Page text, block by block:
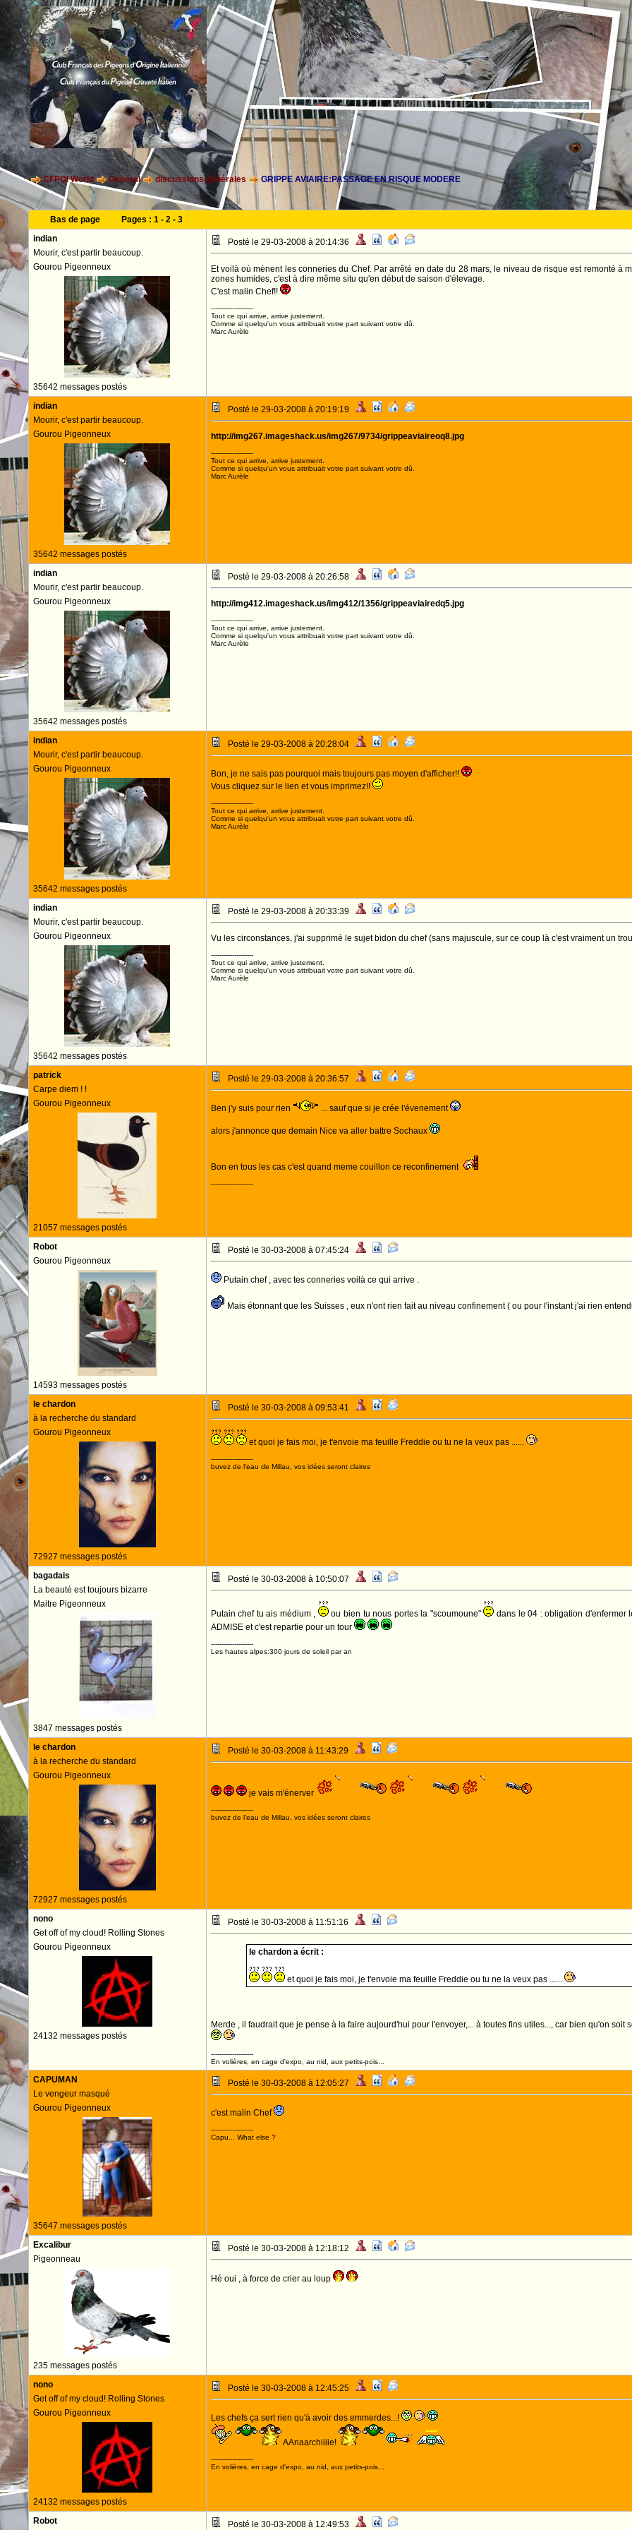
CFPOI World General discussions générales GRIPPE AVIAIRE:PASSAGE EN RISQUE MODERE
Bas de page Pages : 1- 2- 3
indian
Mourir, c'est partir beaucoup.
Gourou Pigeonneux
35642 messages postés
Posté le 29-03-2008 à 20:14:36
Et voilà où mènent les conneries du Chef. Par arrêté en date du 28 mars, le niveau de risque est remonté à
zones humides, c'est à dire même situ qu'en début de saison d'élevage.
C'est malin Chef!!
--------------------
Tout ce qui arrive, arrive justement.
Comme si quelqu'un vous attribuait votre part suivant votre dû.
Marc Aurèle
indian
Mourir, c'est partir beaucoup.
Gourou Pigeonneux
35642 messages postés
Posté le 29-03-2008 à 20:19:19
http://img267.imageshack.us/img267/9734/grippeaviaireoq8.jpg
--------------------
Tout ce qui arrive, arrive justement.
Comme si quelqu'un vous attribuait votre part suivant votre dû.
Marc Aurèle
indian
Mourir, c'est partir beaucoup.
Gourou Pigeonneux
35642 messages postés
Posté le 29-03-2008 à 20:26:58
http://img412.imageshack.us/img412/1356/grippeaviairedq5.jpg
--------------------
Tout ce qui arrive, arrive justement.
Comme si quelqu'un vous attribuait votre part suivant votre dû.
Marc Aurèle
indian
Mourir, c'est partir beaucoup.
Gourou Pigeonneux
35642 messages postés
Posté le 29-03-2008 à 20:28:04
Bon, je ne sais pas pourquoi mais toujours pas moyen d'afficher!!
Vous cliquez sur le lien et vous imprimez!!
--------------------
Tout ce qui arrive, arrive justement.
Comme si quelqu'un vous attribuait votre part suivant votre dû.
Marc Aurèle
indian
Mourir, c'est partir beaucoup.
Gourou Pigeonneux
35642 messages postés
Posté le 29-03-2008 à 20:33:39
Vu les circonstances, j'ai supprimé le sujet bidon du chef (sans majuscule, sur ce coup là c'est vraiment un
--------------------
Tout ce qui arrive, arrive justement.
Comme si quelqu'un vous attribuait votre part suivant votre dû.
Marc Aurèle
patrick
Carpe diem ! !
Gourou Pigeonneux
21057 messages postés
Posté le 29-03-2008 à 20:36:57
Ben j'y suis pour rien ... sauf que si je crée l'évenement
alors j'annonce que demain Nice va aller battre Sochaux
Bon en tous les cas c'est quand meme couillon ce reconfinement
--------------------
Robot
Gourou Pigeonneux
14593 messages postés
Posté le 30-03-2008 à 07:45:24
Putain chef , avec tes conneries voilà ce qui arrive .
Mais étonnant que les Suisses , eux n'ont rien fait au niveau confinement ( ou pour l'instant j'ai rien
le chardon
à la recherche du standard
Gourou Pigeonneux
72927 messages postés
Posté le 30-03-2008 à 09:53:41
et quoi je fais moi, je t'envoie ma feuille Freddie ou tu ne la veux pas ......
--------------------
buvez de l'eau de Millau, vos idées seront claires
bagadais
La beauté est toujours bizarre
Maitre Pigeonneux
3847 messages postés
Posté le 30-03-2008 à 10:50:07
Putain chef tu ais médium , ou bien tu nous portes la "scoumoune"
dans le 04 : obligation d'enfermer
ADMISE et c'est repartie pour un tour
--------------------
Les hautes alpes:300 jours de soleil par an
le chardon
à la recherche du standard
Gourou Pigeonneux
72927 messages postés
Posté le 30-03-2008 à 11:43:29
je vais m'énerver
--------------------
buvez de l'eau de Millau, vos idées seront claires
nono
Get off of my cloud! Rolling Stones
Gourou Pigeonneux
24132 messages postés
Posté le 30-03-2008 à 11:51:16
le chardon a écrit :
et quoi je fais moi, je t'envoie ma feuille Freddie ou tu ne la veux pas ......
Merde , il faudrait que je pense à la faire aujourd'hui pour l'envoyer,... à toutes fins utiles..., car bien qu'on
--------------------
En volières, en cage d'expo, au nid, aux petits-pois...
CAPUMAN
Le vengeur masqué
Gourou Pigeonneux
35647 messages postés
Posté le 30-03-2008 à 12:05:27
c'est malin Chef
--------------------
Capu... What else ?
Excalibur
Pigeonneau
235 messages postés
Posté le 30-03-2008 à 12:18:12
Hé oui , à force de crier au loup
nono
Get off of my cloud! Rolling Stones
Gourou Pigeonneux
24132 messages postés
Posté le 30-03-2008 à 12:45:25
Les chefs ça sert rien qu'à avoir des emmerdes...!
AAnaarchiiiie!
--------------------
En volières, en cage d'expo, au nid, aux petits-pois...
Robot Posté le 30-03-2008 à 12:49:53